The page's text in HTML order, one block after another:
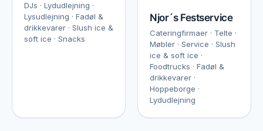
DJs · Lydudlejning ·
Lysudlejning · Fadøl &
drikkevarer · Slush ice &
soft ice · Snacks
Njor´s Festservice
Cateringfirmaer · Telte ·
Møbler · Service · Slush
ice & soft ice ·
Foodtrucks · Fadøl &
drikkevarer ·
Hoppeborge ·
Lydudlejning